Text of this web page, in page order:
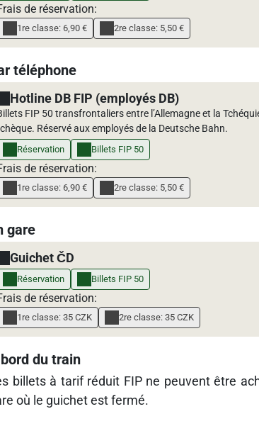
de réservation:
1re classe: 6,90 € 2re classe: 5,50 €
téléphone
Hotline DB FIP (employés DB)
FIP 50 transfrontaliers entre l’Allemagne et la
Réservé aux employés de la Deutsche Bahn.
Réservation Billets FIP 50
de réservation:
1re classe: 6,90 € 2re classe: 5,50 €
gare
Guichet ČD
Réservation Billets FIP 50
de réservation:
1re classe: 35 CZK 2re classe: 35 CZK
du train
billets à tarif réduit FIP ne peuvent être
où le guichet est fermé.